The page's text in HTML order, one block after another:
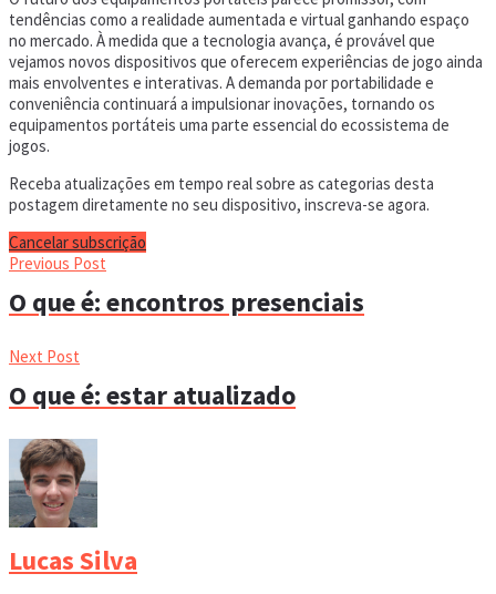
tendências como a realidade aumentada e virtual ganhando espaço
no mercado. À medida que a tecnologia avança, é provável que
vejamos novos dispositivos que oferecem experiências de jogo ainda
mais envolventes e interativas. A demanda por portabilidade e
conveniência continuará a impulsionar inovações, tornando os
equipamentos portáteis uma parte essencial do ecossistema de
jogos.
Receba atualizações em tempo real sobre as categorias desta
postagem diretamente no seu dispositivo, inscreva-se agora.
Cancelar subscrição
Previous Post
O que é: encontros presenciais
Next Post
O que é: estar atualizado
Lucas Silva